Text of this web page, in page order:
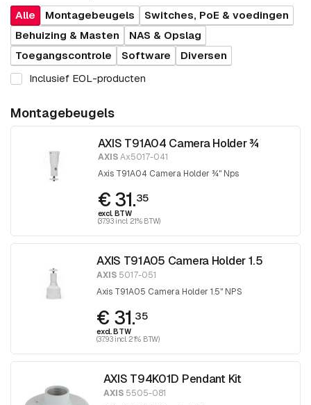
Alle Montagebeugels
Switches, PoE & voedingen
Behuizing & Masten
NAS & Opslag
Toegangscontrole
Software
Diversen
Inclusief EOL-producten
Montagebeugels
AXIS T91A04 Camera Holder ¾
AXISAx5017-041
Axis T91A04 Camera Holder ¾" Nps
€ 31.35
excl. BTW
(37.93 incl. 21% BTW)
AXIS T91A05 Camera Holder 1.5
AXIS 5017-051
Axis T91A05 Camera Holder 1.5" NPS
€ 31.35
excl. BTW
(37.93 incl. 21% BTW)
AXIS T94K01D Pendant Kit
AXIS5505-081